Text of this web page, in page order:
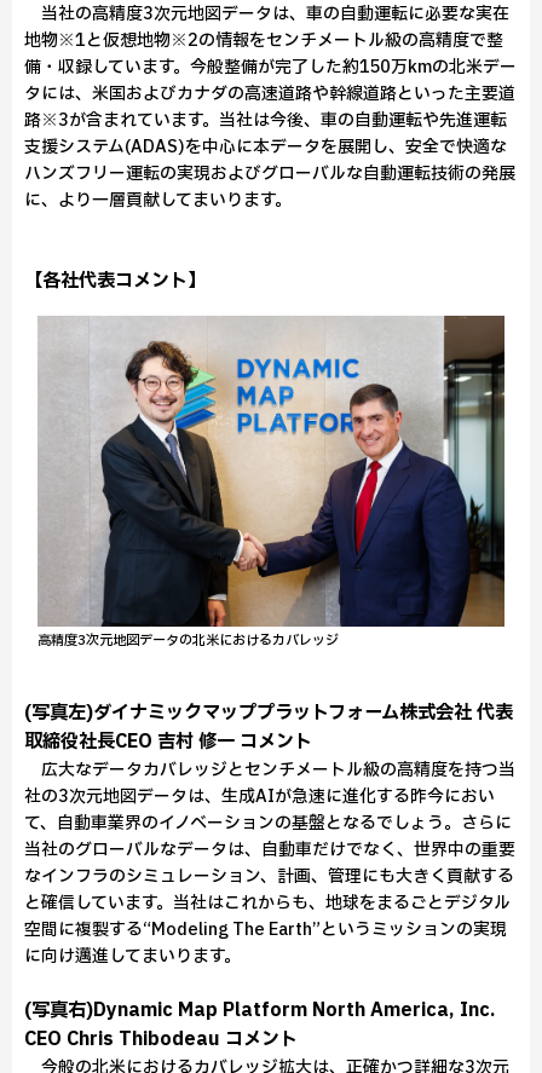
当社の高精度3次元地図データは、車の自動運転に必要な実在
地物※1と仮想地物※2の情報をセンチメートル級の高精度で整
備・収録しています。今般整備が完了した約150万kmの北米デー
タには、米国およびカナダの高速道路や幹線道路といった主要道
路※3が含まれています。当社は今後、車の自動運転や先進運転
支援システム(ADAS)を中心に本データを展開し、安全で快適な
ハンズフリー運転の実現およびグローバルな自動運転技術の発展
に、より一層貢献してまいります。
【各社代表コメント】
高精度3次元地図データの北米におけるカバレッジ
(写真左)ダイナミックマッププラットフォーム株式会社 代表
取締役社長CEO 吉村 修一 コメント
広大なデータカバレッジとセンチメートル級の高精度を持つ当
社の3次元地図データは、生成AIが急速に進化する昨今におい
て、自動車業界のイノベーションの基盤となるでしょう。さらに
当社のグローバルなデータは、自動車だけでなく、世界中の重要
なインフラのシミュレーション、計画、管理にも大きく貢献する
と確信しています。当社はこれからも、地球をまるごとデジタル
空間に複製する“Modeling The Earth”というミッションの実現
に向け邁進してまいります。
(写真右)Dynamic Map Platform North America, Inc.
CEO Chris Thibodeau コメント
今般の北米におけるカバレッジ拡大は、正確かつ詳細な3次元